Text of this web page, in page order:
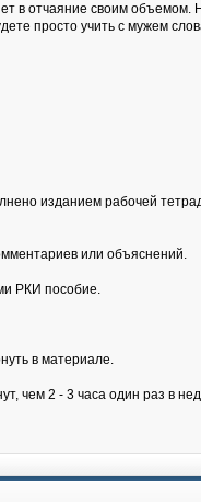
в отчаяние своим
просто учить с мужем
изданием рабочей
или объяснений.
РКИ пособие.
в материале.
чем 2 - 3 часа один раз в